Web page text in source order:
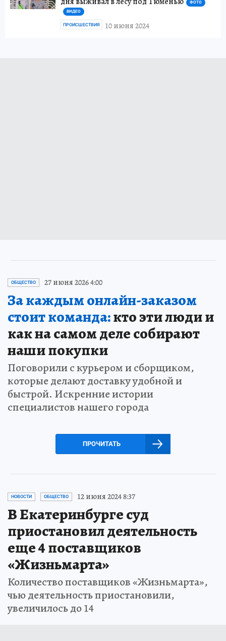
ФОТО
ВИДЕО
10 июня 2024
ПРОИСШЕСТВИЯ
ОБЩЕСТВО 27 июня 2026 4:00
За каждым онлайн-заказом
стоит команда:кто эти люди и
как на самом деле собирают
наши покупки
Поговорили с курьером и сборщиком,
которые делают доставку удобной и
быстрой. Искренние истории
специалистов нашего города
ПРОЧИТАТЬ
НОВОСТИ ОБЩЕСТВО 12 июня 2024 8:37
В Екатеринбурге суд
приостановил деятельность
еще 4 поставщиков
«Жизньмарта»
Количество поставщиков «Жизньмарта»,
чью деятельность приостановили,
увеличилось до 14